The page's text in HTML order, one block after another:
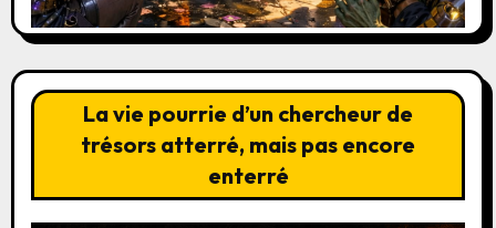
La vie pourrie d’un chercheur de
trésors atterré, mais pas encore
enterré